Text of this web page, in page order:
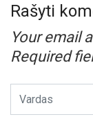
Rašyti
Your email
Required